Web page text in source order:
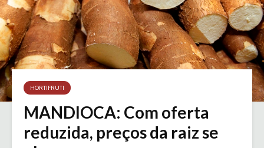
HORTIFRUTI
MANDIOCA: Com oferta
reduzida, preços da raiz se